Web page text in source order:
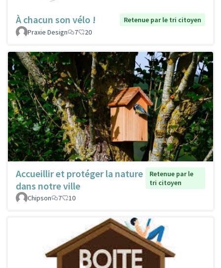
À chacun son vélo !
Retenue par le tri citoyen
Praxie Design
7 20
Accueillir et protéger la nature
dans notre ville
Retenue par le
tri citoyen
Chipson
7 10